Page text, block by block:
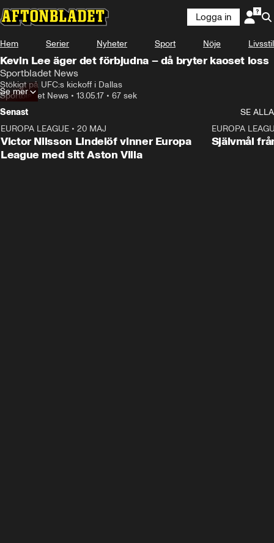
Logga in
Hem Serier Nyheter Sport Nöje Livsstil
Kevin Lee äger det förbjudna – då bryter kaoset loss
Sportbladet News
Stökigt på UFC:s kickoff i Dallas
Sportbladet News • 13.05.17 • 67 sek
Se mer
Senast
SE ALLA
EUROPA LEAGUE • 20 MAJ
Victor Nilsson Lindelöf vinner Europa
League med sitt Aston Villa
EUROPA
Självmål